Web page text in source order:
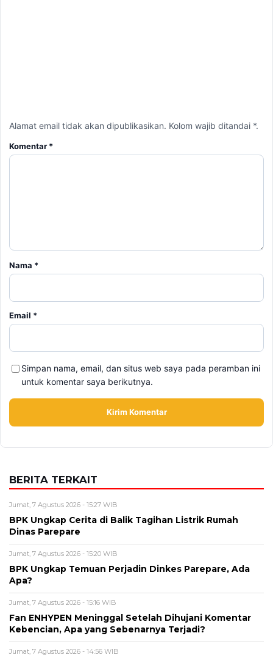
untuk komentar saya berikutnya.
BERITA TERKAIT
Jumat, 7 Agustus 2026 - 15:27 WIB
Dinas Parepare
Jumat, 7 Agustus 2026 - 15:20 WIB
Apa?
Jumat, 7 Agustus 2026 - 15:16 WIB
Fan ENHYPEN Meninggal Setelah Dihujani Komentar
Kebencian, Apa yang Sebenarnya Terjadi?
Jumat, 7 Agustus 2026 - 14:56 WIB
Senior Mossad Dilaporkan Dicopot
Perombakan Kabinet Prabowo Jadi Sorotan, Istana
BERITA TERBARU
Pendidikan
Hasil PPPK Sekolah Rakyat 2026
Sudah Keluar, Cek Nama dan Arti
Kode P/L di SSCASN
Viral
BPK Ungkap Cerita di Balik Tagihan
Listrik Rumah Dinas Parepare